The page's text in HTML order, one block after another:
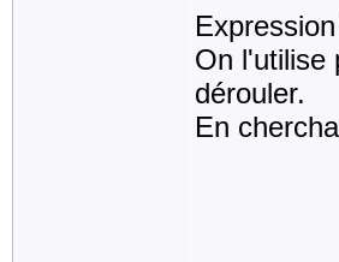
On l'utilise
dérouler.
En